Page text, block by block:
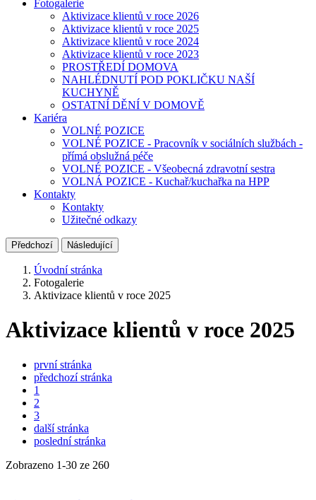
Fotogalerie
Aktivizace klientů v roce 2026
Aktivizace klientů v roce 2025
Aktivizace klientů v roce 2024
Aktivizace klientů v roce 2023
PROSTŘEDÍ DOMOVA
NAHLÉDNUTÍ POD POKLIČKU NAŠÍ
KUCHYNĚ
OSTATNÍ DĚNÍ V DOMOVĚ
Kariéra
VOLNÉ POZICE
VOLNÉ POZICE - Pracovník v sociálních službách -
přímá obslužná péče
VOLNÉ POZICE - Všeobecná zdravotní sestra
VOLNÁ POZICE - Kuchař/kuchařka na HPP
Kontakty
Kontakty
Užitečné odkazy
Předchozí Následující
Úvodní stránka
Fotogalerie
Aktivizace klientů v roce 2025
Aktivizace klientů v roce 2025
první stránka
předchozí stránka
1
2
3
další stránka
poslední stránka
Zobrazeno 1-30 ze 260